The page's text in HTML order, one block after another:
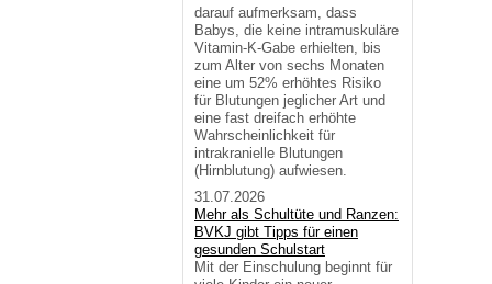
darauf aufmerksam, dass
Babys, die keine intramuskuläre
Vitamin-K-Gabe erhielten, bis
zum Alter von sechs Monaten
eine um 52% erhöhtes Risiko
für Blutungen jeglicher Art und
eine fast dreifach erhöhte
Wahrscheinlichkeit für
intrakranielle Blutungen
(Hirnblutung) aufwiesen.
31.07.2026
Mehr als Schultüte und Ranzen:
BVKJ gibt Tipps für einen
gesunden Schulstart
Mit der Einschulung beginnt für